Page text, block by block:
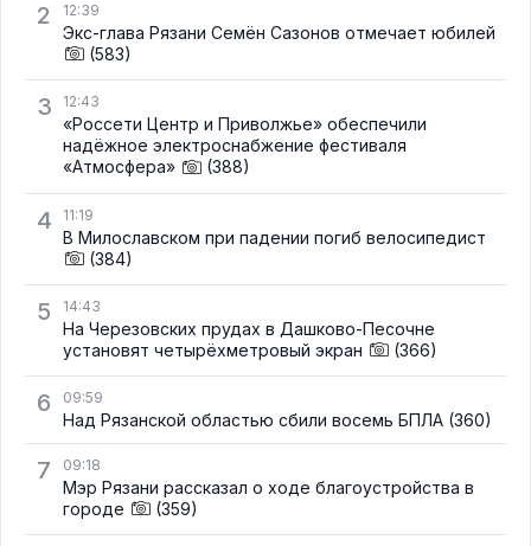
2 12:39
Экс-глава Рязани Семён Сазонов отмечает юбилей
(583)
3 12:43
«Россети Центр и Приволжье» обеспечили
надёжное электроснабжение фестиваля
«Атмосфера»
(388)
4 11:19
В Милославском при падении погиб велосипедист
(384)
5 14:43
На Черезовских прудах в Дашково-Песочне
установят четырёхметровый экран
(366)
6 09:59
Над Рязанской областью сбили восемь БПЛА (360)
7 09:18
Мэр Рязани рассказал о ходе благоустройства в
городе
(359)